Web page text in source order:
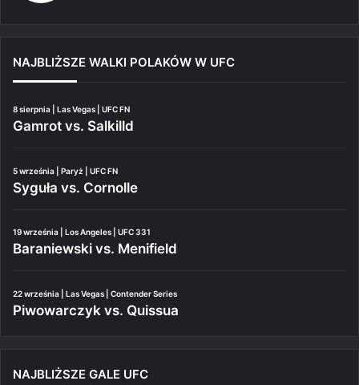
NAJBLIŻSZE WALKI POLAKÓW W UFC
8 sierpnia | Las Vegas | UFC FN
Gamrot vs. Salkilld
5 września | Paryż | UFC FN
Syguła vs. Cornolle
19 września | Los Angeles | UFC 331
Baraniewski vs. Menifield
22 września | Las Vegas | Contender Series
Piwowarczyk vs. Quissua
NAJBLIŻSZE GALE UFC